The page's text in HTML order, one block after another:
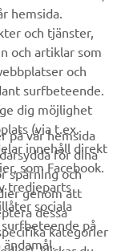
evenemangen,
behandlar dina
hemsida.
och tjänster,
och artiklar som
och
surfbeteende.
dig möjlighet
(via t.ex.
innehåll direkt
som Facebook.
tredjeparts
sociala
på
på vår hemsida
för dina
spårning och
genom att
dessa
kategorier